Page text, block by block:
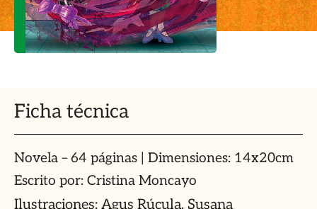
Ficha técnica
Novela – 64 páginas | Dimensiones: 14x20cm
Escrito por: Cristina Moncayo
Ilustraciones: Agus Rúcula, Susana